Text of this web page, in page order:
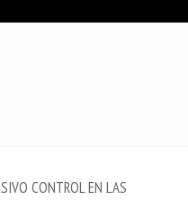
CONTROL EN LAS